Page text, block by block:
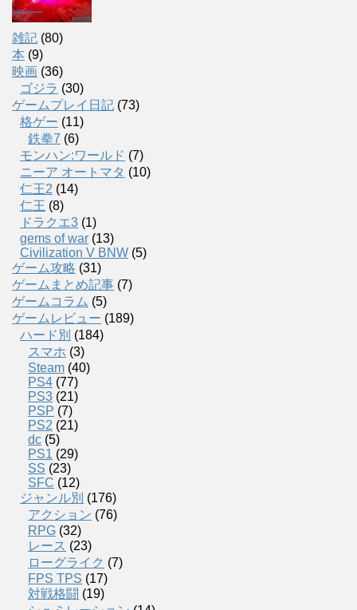
雑記 (80)
本 (9)
映画 (36)
ゴジラ (30)
ゲームプレイ日記 (73)
格ゲー (11)
鉄拳7 (6)
モンハン:ワールド (7)
ニーア オートマタ (10)
仁王2 (14)
仁王 (8)
ドラクエ3 (1)
gems of war (13)
Civilization V BNW (5)
ゲーム攻略 (31)
ゲームまとめ記事 (7)
ゲームコラム (5)
ゲームレビュー (189)
ハード別 (184)
スマホ (3)
Steam (40)
PS4 (77)
PS3 (21)
PSP (7)
PS2 (21)
dc (5)
PS1 (29)
SS (23)
SFC (12)
ジャンル別 (176)
アクション (76)
RPG (32)
レース (23)
ローグライク (7)
FPS TPS (17)
対戦格闘 (19)